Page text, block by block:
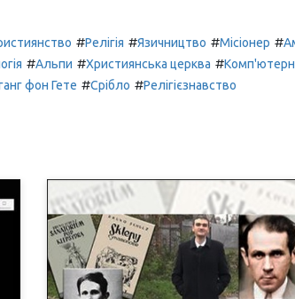
#Релігія #Язичництво #Місіонер #
#Альпи #Християнська церква #
фон Гете #Срібло #Релігієзнавство